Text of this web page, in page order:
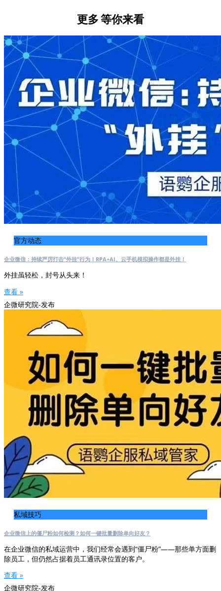
更多等你来看
官方动态
企业微信：持续严厉打击“外挂”行为！RPA+AI、云手机模拟操作都是外挂！
外挂虽轻松，封号从头来！
查看 »
企微研究院-发布
私域技巧
企业微信上的僵尸粉如何检测？如何一键批量删除单向好友？
在企业微信的私域运营中，我们经常会遇到“僵尸粉”——那些单方面删
除员工，但仍然占据着员工通讯录位置的客户。
查看 »
企微研究院-发布